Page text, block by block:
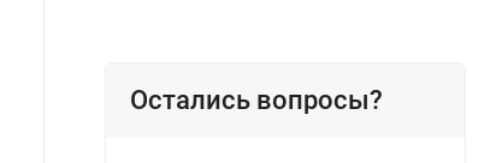
Остались вопросы?